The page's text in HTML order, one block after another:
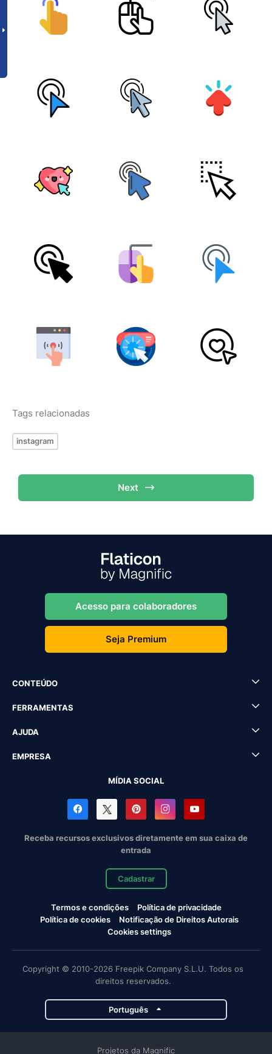
Tags relacionadas
instagram
Next
Acesso para colaboradores
Seja Premium
CONTEÚDO
FERRAMENTAS
AJUDA
EMPRESA
MÍDIA SOCIAL
Receba recursos exclusivos diretamente em sua caixa de
entrada
Cadastrar
Termos e condições
Política de privacidade
Política de cookies
Notificação de Direitos Autorais
Cookies settings
Copyright © 2010-2026 Freepik Company S.L.U. Todos os
direitos reservados.
Português
Projetos da Magnific